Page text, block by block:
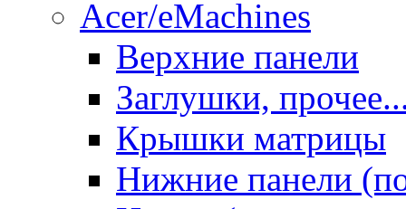
Acer/eMachines
Верхние панели
Заглушки,
Крышки матрицы
Нижние панели